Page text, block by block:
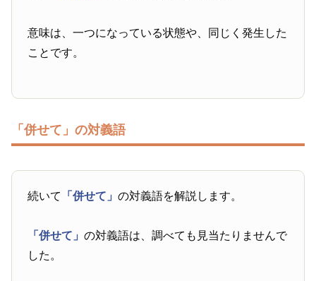
意味は、一つになっている状態や、同じく発生した
ことです。
「併せて」の対義語
続いて 「併せて」の対義語を解説します。
「併せて」の対義語は、調べても見当たりませんで
した。